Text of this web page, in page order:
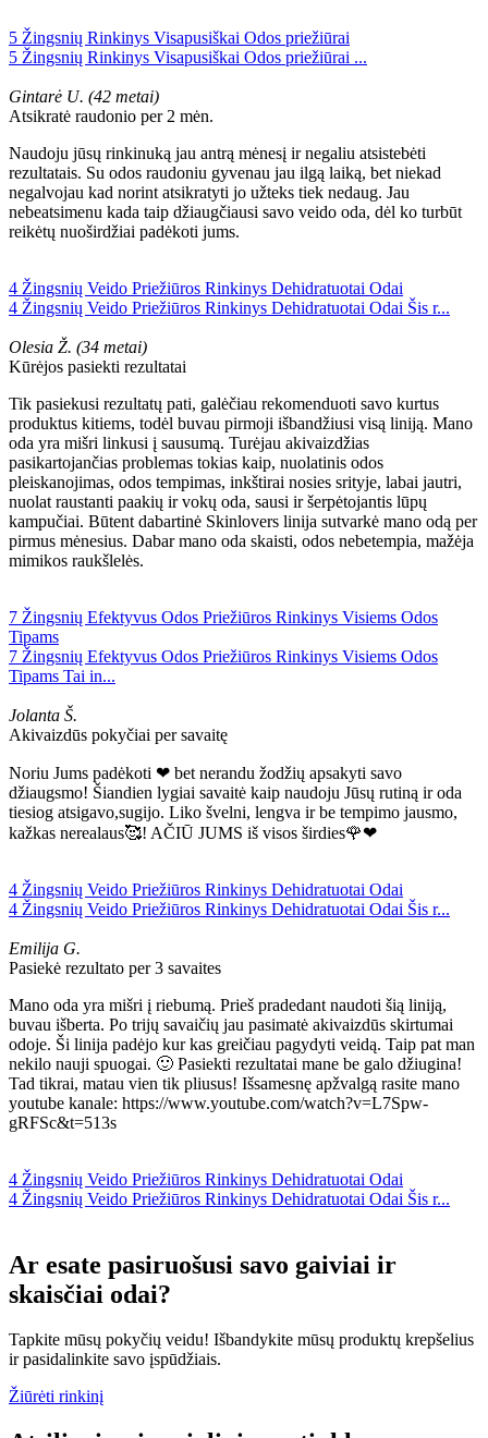
5 Žingsnių Rinkinys Visapusiškai Odos priežiūrai
5 Žingsnių Rinkinys Visapusiškai Odos priežiūrai ...
Gintarė U. (42 metai)
Atsikratė raudonio per 2 mėn.
Naudoju jūsų rinkinuką jau antrą mėnesį ir negaliu atsistebėti
rezultatais. Su odos raudoniu gyvenau jau ilgą laiką, bet niekad
negalvojau kad norint atsikratyti jo užteks tiek nedaug. Jau
nebeatsimenu kada taip džiaugčiausi savo veido oda, dėl ko turbūt
reikėtų nuoširdžiai padėkoti jums.
4 Žingsnių Veido Priežiūros Rinkinys Dehidratuotai Odai
4 Žingsnių Veido Priežiūros Rinkinys Dehidratuotai Odai Šis r...
Olesia Ž. (34 metai)
Kūrėjos pasiekti rezultatai
Tik pasiekusi rezultatų pati, galėčiau rekomenduoti savo kurtus
produktus kitiems, todėl buvau pirmoji išbandžiusi visą liniją. Mano
oda yra mišri linkusi į sausumą. Turėjau akivaizdžias
pasikartojančias problemas tokias kaip, nuolatinis odos
pleiskanojimas, odos tempimas, inkštirai nosies srityje, labai jautri,
nuolat raustanti paakių ir vokų oda, sausi ir šerpėtojantis lūpų
kampučiai. Būtent dabartinė Skinlovers linija sutvarkė mano odą per
pirmus mėnesius. Dabar mano oda skaisti, odos nebetempia, mažėja
mimikos raukšlelės.
7 Žingsnių Efektyvus Odos Priežiūros Rinkinys Visiems Odos
Tipams
7 Žingsnių Efektyvus Odos Priežiūros Rinkinys Visiems Odos
Tipams Tai in...
Jolanta Š.
Akivaizdūs pokyčiai per savaitę
Noriu Jums padėkoti ❤ bet nerandu žodžių apsakyti savo
džiaugsmo! Šiandien lygiai savaitė kaip naudoju Jūsų rutiną ir oda
tiesiog atsigavo,sugijo. Liko švelni, lengva ir be tempimo jausmo,
kažkas nerealaus🥰! AČIŪ JUMS iš visos širdies🌹❤
4 Žingsnių Veido Priežiūros Rinkinys Dehidratuotai Odai
4 Žingsnių Veido Priežiūros Rinkinys Dehidratuotai Odai Šis r...
Emilija G.
Pasiekė rezultato per 3 savaites
Mano oda yra mišri į riebumą. Prieš pradedant naudoti šią liniją,
buvau išberta. Po trijų savaičių jau pasimatė akivaizdūs skirtumai
odoje. Ši linija padėjo kur kas greičiau pagydyti veidą. Taip pat man
nekilo nauji spuogai. 🙂 Pasiekti rezultatai mane be galo džiugina!
Tad tikrai, matau vien tik pliusus! Išsamesnę apžvalgą rasite mano
youtube kanale: https://www.youtube.com/watch?v=L7Spw-
gRFSc&t=513s
4 Žingsnių Veido Priežiūros Rinkinys Dehidratuotai Odai
4 Žingsnių Veido Priežiūros Rinkinys Dehidratuotai Odai Šis r...
Ar esate pasiruošusi savo gaiviai ir
skaisčiai odai?
Tapkite mūsų pokyčių veidu! Išbandykite mūsų produktų krepšelius
ir pasidalinkite savo įspūdžiais.
Žiūrėti rinkinį